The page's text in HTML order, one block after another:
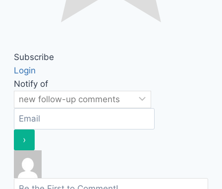
Subscribe
Login
Notify of